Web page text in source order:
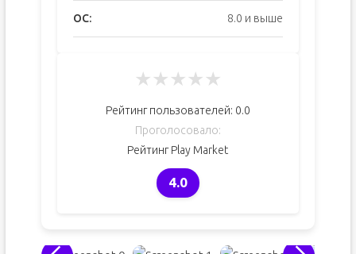
ОС: 8.0 и выше
★★★★★
Рейтинг пользователей: 0.0
Проголосовало:
Рейтинг Play Market
4.0